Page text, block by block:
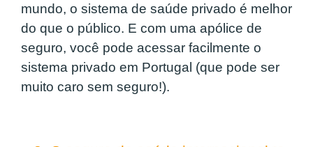
mundo, o sistema de saúde privado é melhor
do que o público. E com uma apólice de
seguro, você pode acessar facilmente o
sistema privado em Portugal (que pode ser
muito caro sem seguro!).